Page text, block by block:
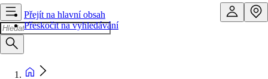
Přejít na hlavní obsah
Přeskočit na vyhledávání